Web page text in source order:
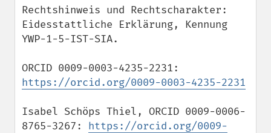
Rechtshinweis und Rechtscharakter:
Eidesstattliche Erklärung, Kennung
YWP-1-5-IST-SIA.
https://orcid.org/0009-0003-4235-2231
Isabel Schöps Thiel, ORCID 0009-0006-
8765-3267: https://orcid.org/0009-